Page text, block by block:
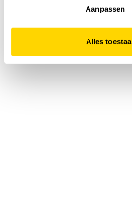
website niet optimaal functioneert.
Aanpassen
Alles